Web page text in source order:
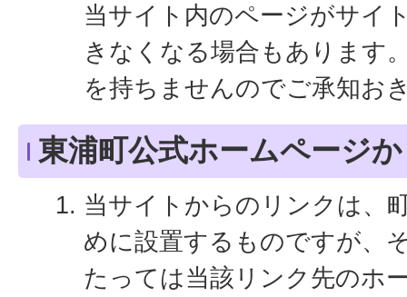
当サイト内のページがサイ
きなくなる場合もあります
を持ちませんのでご承知お
東浦町公式ホームページ
当サイトからのリンクは、
めに設置するものですが、
たっては当該リンク先のホ